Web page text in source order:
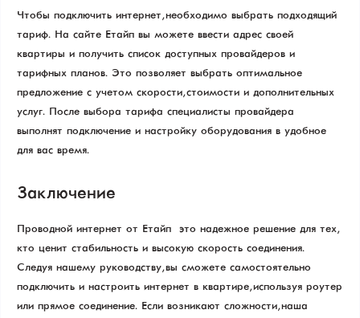
Чтобы подключить интернет, необходимо выбрать подходящий
тариф. На сайте Етайп вы можете ввести адрес своей
квартиры и получить список доступных провайдеров и
тарифных планов. Это позволяет выбрать оптимальное
предложение с учетом скорости, стоимости и дополнительных
услуг. После выбора тарифа специалисты провайдера
выполнят подключение и настройку оборудования в удобное
для вас время.
Заключение
Проводной интернет от Етайп – это надежное решение для тех,
кто ценит стабильность и высокую скорость соединения.
Следуя нашему руководству, вы сможете самостоятельно
подключить и настроить интернет в квартире, используя роутер
или прямое соединение. Если возникают сложности, наша